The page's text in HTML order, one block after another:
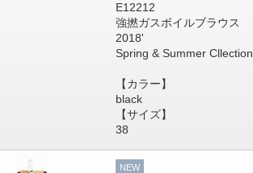
E12212
強撚ガスボイルブラウス
2018'
Spring & Summer Cllection
【カラー】
black
【サイズ】
38
NEW